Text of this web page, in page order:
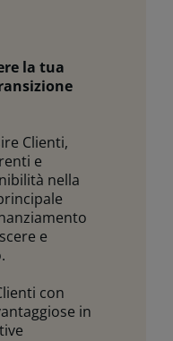
la tua
Clienti,
e
nella
e
con
in